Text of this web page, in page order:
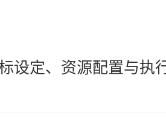
设定、资源配置与执